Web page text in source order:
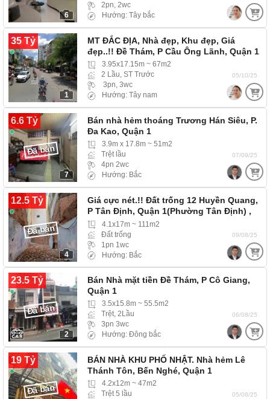
6
2pn, 2wc
Hướng: Tây bắc
35 Tỷ
1
MT ĐẮC ĐỊA, Nhà đẹp, Khu đẹp, Giá
đẹp..!! Đề Thám, P Cầu Ông Lãnh, Quận 1
3.95x17.15m ~ 67m2
2 Lầu, ST Trước
3pn, 3wc
Hướng: Tây nam
05/10/25
6.6 Tỷ
7
Đã bán
Bán nhà hẻm thoáng Trương Hán Siêu, P.
Đa Kao, Quận 1
3.9m x 17.8m ~ 51m2
Trệt lầu
4pn 2wc
Hướng: Bắc
07/09/25
12.5 Tỷ
4
Đã bán
Giá cực nét.!! Đất trống 12 Huyền Quang,
P Tân Định, Quận 1(Phường Tân Định) ,
hẻm…4.1x17m ~ 111m2
Đất trống
1pn 1wc
Hướng: Bắc
09/08/25
23.5 Tỷ
2
Đã bán
Bán Nhà mặt tiền Đề Thám, P Cô Giang,
Quận 1
3.5x15.8m ~ 55.5m2
Trệt, 2Lầu
3pn 3wc
Hướng: Đông bắc
06/08/25
19 Tỷ
Đã bán
BÁN NHÀ KHU PHỐ NHẬT. Nhà hẻm Lê
Thánh Tôn, Bến Nghé, Quận 1
4.2x12m ~ 47m2
Trệt 5 lầu
05/08/25